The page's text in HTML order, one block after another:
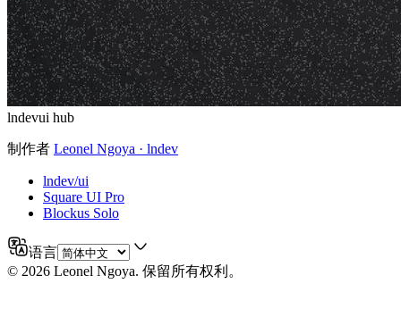
lndevui hub
制作者 Leonel Ngoya · lndev
lndev/ui
Square UI Pro
Blockus Solo
语言
© 2026 Leonel Ngoya. 保留所有权利。